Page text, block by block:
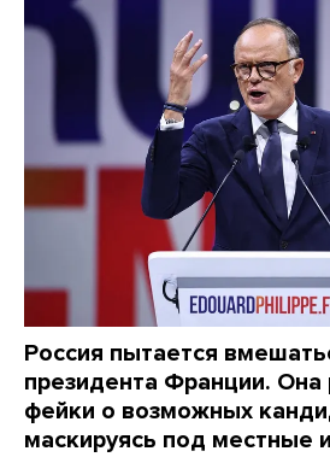
Россия пытается
президента Франции. Она
фейки о возможных
маскируясь под местные